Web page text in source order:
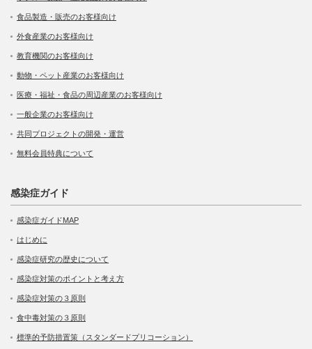
食品製造・販売のお客様向け
外食産業のお客様向け
教育機関のお客様向け
動物・ペット産業のお客様向け
医療・福祉・食品の周辺産業のお客様向け
一般企業のお客様向け
共同プロジェクトの開発・運営
無料会員特典について
感染症ガイド
感染症ガイドMAP
はじめに
感染症研究の歴史について
感染症対策のポイントと考え方
感染症対策の３原則
食中毒対策の３原則
標準的予防措置策（スタンダードプリコーション）